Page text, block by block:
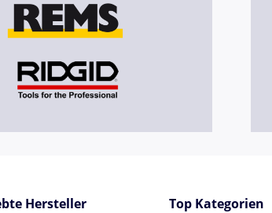
Hersteller Top Kategorien